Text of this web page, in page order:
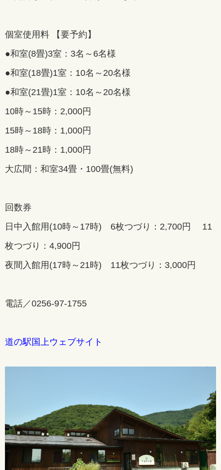
個室使用料 【要予約】
●和室(8畳)3室：3名～6名様
●和室(18畳)1室：10名～20名様
●和室(21畳)1室：10名～20名様
10時～15時：2,000円
15時～18時：1,000円
18時～21時：1,000円
大広間：和室34畳・100畳(無料)
回数券
日中入館用(10時～17時) 6枚つづり：2,700円 11
枚つづり：4,900円
夜間入館用(17時～21時) 11枚つづり：3,000円
電話／0256-97-1755
道の駅国上ウェブサイト